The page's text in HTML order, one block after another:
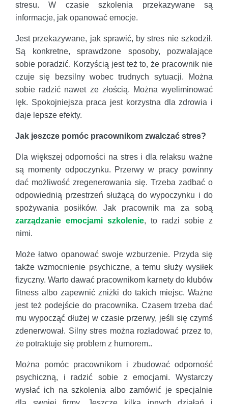
stresu. W czasie szkolenia przekazywane są
informacje, jak opanować emocje.
Jest przekazywane, jak sprawić, by stres nie szkodził.
Są konkretne, sprawdzone sposoby, pozwalające
sobie poradzić. Korzyścią jest też to, że pracownik nie
czuje się bezsilny wobec trudnych sytuacji. Można
sobie radzić nawet ze złością. Można wyeliminować
lęk. Spokojniejsza praca jest korzystna dla zdrowia i
daje lepsze efekty.
Jak jeszcze pomóc pracownikom zwalczać stres?
Dla większej odporności na stres i dla relaksu ważne
są momenty odpoczynku. Przerwy w pracy powinny
dać możliwość zregenerowania się. Trzeba zadbać o
odpowiednią przestrzeń służącą do wypoczynku i do
spożywania posiłków. Jak pracownik ma za sobą
zarządzanie emocjami szkolenie, to radzi sobie z
nimi.
Może łatwo opanować swoje wzburzenie. Przyda się
także wzmocnienie psychiczne, a temu służy wysiłek
fizyczny. Warto dawać pracownikom karnety do klubów
fitness albo zapewnić zniżki do takich miejsc. Ważne
jest też podejście do pracownika. Czasem trzeba dać
mu wypocząć dłużej w czasie przerwy, jeśli się czymś
zdenerwował. Silny stres można rozładować przez to,
że potraktuje się problem z humorem..
Można pomóc pracownikom i zbudować odporność
psychiczną, i radzić sobie z emocjami. Wystarczy
wysłać ich na szkolenia albo zamówić je specjalnie